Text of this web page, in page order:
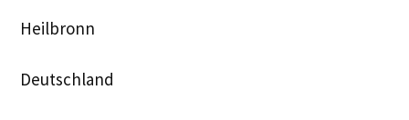
Heilbronn
Deutschland